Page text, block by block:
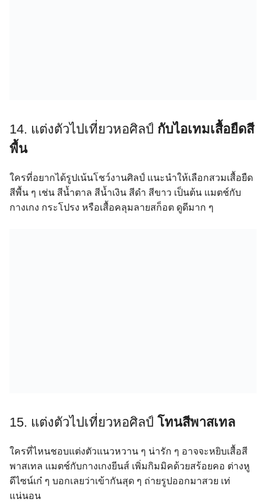
14. แต่งตัวไปเที่ยวหอศิลป์ กับไอเทมเสื้อยืดสี
พื้น
ใครที่อยากได้รูปเน้นโชว์งานศิลป์ แนะนำให้เลือกสวมเสื้อยืด
สีพื้น ๆ เช่น สีน้ำตาล สีน้ำเงิน สีดำ สีขาว เป็นต้น แมตช์กับ
กางเกง กระโปรง หรือเสื้อคลุมลายสก็อต ดูดีมาก ๆ
15. แต่งตัวไปเที่ยวหอศิลป์ โทนสีพาสเทล
ใครที่ไหนชอบแต่งตัวแนวหวาน ๆ น่ารัก ๆ อาจจะหยิบเสื้อสี
พาสเทล แมตช์กับกางเกงยีนส์ เพิ่มกิมมิคด้วยสร้อยคอ ต่างหู
ดีไซน์เก๋ ๆ บอกเลยว่าเข้ากันสุด ๆ ถ่ายรูปออกมาสวย เท่
แน่นอน